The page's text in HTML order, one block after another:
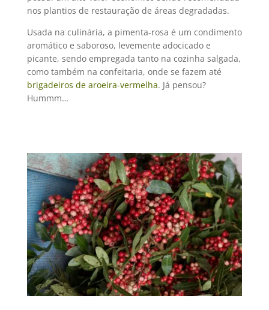
nos plantios de restauração de áreas degradadas.
Usada na culinária, a pimenta-rosa é um condimento
aromático e saboroso, levemente adocicado e
picante, sendo empregada tanto na cozinha salgada,
como também na confeitaria, onde se fazem até
brigadeiros de aroeira-vermelha. Já pensou?
Hummm…